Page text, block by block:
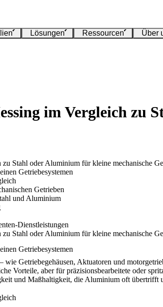
Lösungen Ressourcen Über
im Vergleich zu
Stahl oder Aluminium für kleine mechanische
Getriebesystemen
Getrieben
und Aluminium
Dienstleistungen
Stahl oder Aluminium für kleine mechanische
Getriebesystemen
wie Getriebegehäusen, Aktuatoren und
Vorteile, aber für präzisionsbearbeitete oder
und Maßhaltigkeit, die Aluminium oft übertrifft